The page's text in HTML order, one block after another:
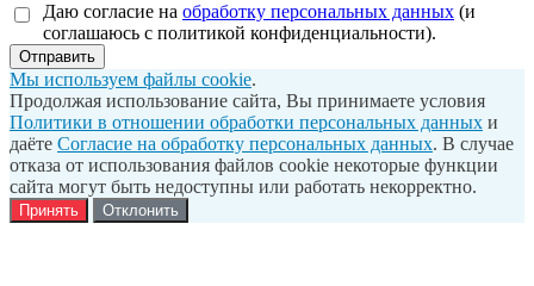
Даю согласие на обработку персональных данных (и
соглашаюсь с политикой конфиденциальности).
Отправить
Мы используем файлы cookie.
Продолжая использование сайта, Вы принимаете условия
Политики в отношении обработки персональных данных и
даёте Согласие на обработку персональных данных. В случае
отказа от использования файлов cookie некоторые функции
сайта могут быть недоступны или работать некорректно.
Принять Отклонить